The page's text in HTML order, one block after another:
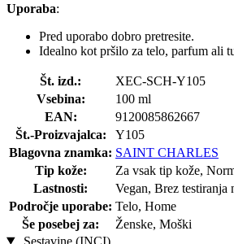
Uporaba:
Pred uporabo dobro pretresite.
Idealno kot pršilo za telo, parfum ali
Št. izd.:
XEC-SCH-Y105
Vsebina:
100 ml
EAN:
9120085862667
Št.-Proizvajalca:
Y105
Blagovna znamka: SAINT CHARLES
Tip kože:
Za vsak tip kože,
Lastnosti:
Vegan, Brez testiranja
Področje uporabe: Telo, Home
Še posebej za:
Ženske, Moški
Sestavine (INCI)